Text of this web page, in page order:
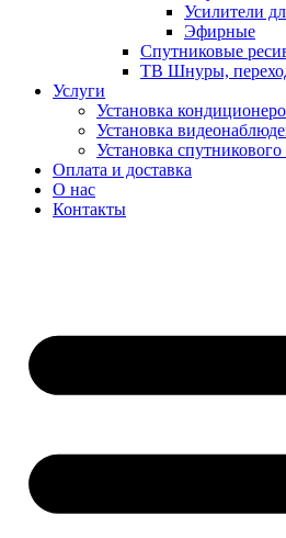
Усилители
Эфирные
Спутниковые
ТВ Шнуры,
Услуги
Установка
Установка
Установка
Оплата и доставка
О нас
Контакты